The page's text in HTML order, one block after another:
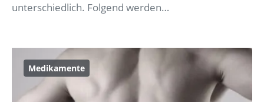
unterschiedlich. Folgend werden…
Medikamente